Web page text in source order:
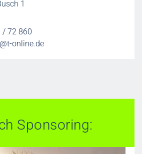
1
/ 72 860
online.de
Sponsoring: